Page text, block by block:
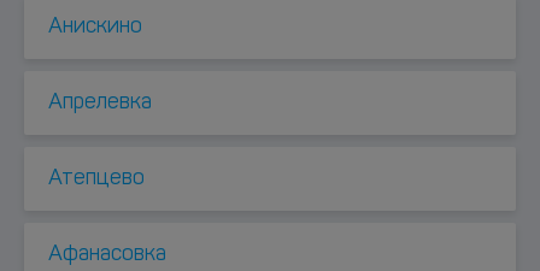
Анискино
Апрелевка
Атепцево
Афанасовка